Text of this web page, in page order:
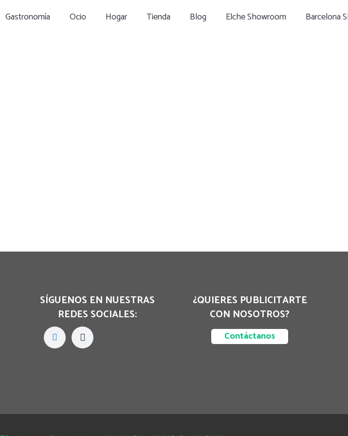
Gastronomía Ocio Hogar Tienda Blog Elche Showroom Barcelona
SÍGUENOS EN NUESTRAS
REDES SOCIALES:
¿QUIERES PUBLICITARTE
CON NOSOTROS?
Contáctanos